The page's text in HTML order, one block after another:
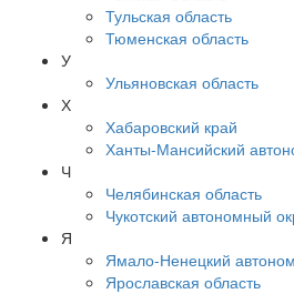
Тульская область
Тюменская область
У
Ульяновская область
Х
Хабаровский край
Ханты-Мансийский
Ч
Челябинская область
Чукотский автономный
Я
Ямало-Ненецкий
Ярославская область